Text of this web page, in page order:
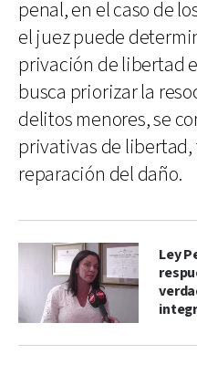
penal, en el caso de
el juez puede
privación de libertad
busca priorizar la
delitos menores, se
privativas de
reparación del daño.
Ley